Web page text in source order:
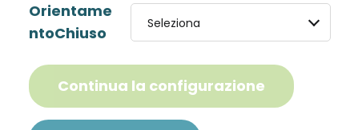
Orientame
ntoChiuso
Seleziona
Continua la configurazione